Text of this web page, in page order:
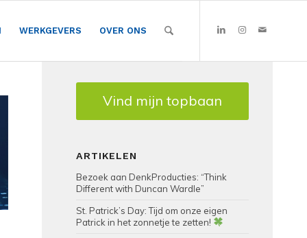
WERKGEVERS OVER ONS
Vind mijn topbaan
ARTIKELEN
Bezoek aan DenkProducties: “Think
Different with Duncan Wardle”
St. Patrick’s Day: Tijd om onze eigen
Patrick in het zonnetje te zetten!